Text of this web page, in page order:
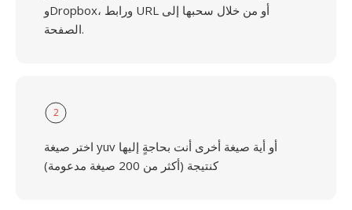
وDropbox، ورابط URL أو من خلال سحبها إلى
الصفحة.
2
اختر صيغة yuv أو أية صيغة أخرى أنت بحاجةٍ إليها
كنتيجة (أكثر من 200 صيغة مدعومة)